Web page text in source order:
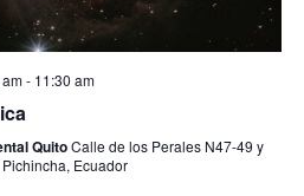
ó
d
n
v
- 11:30 am
QuitoCalle de los Perales N47-49 y
Ecuador